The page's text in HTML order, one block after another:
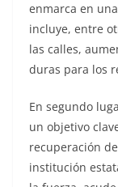
enmarca en
incluye, entre
las calles,
duras para los
En segundo
un objetivo
recuperación
institución